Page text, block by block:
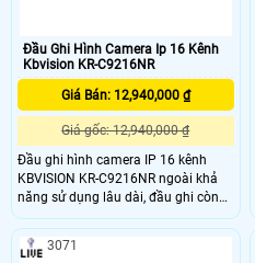
Đầu Ghi Hình Camera Ip 16 Kênh
Kbvision KR-C9216NR
Giá Bán: 12,940,000 ₫
Giá gốc: 12,940,000 ₫
Đầu ghi hình camera IP 16 kênh
KBVISION KR-C9216NR ngoài khả
năng sử dụng lâu dài, đầu ghi còn
có tính năng kết nối nhiều hãng
camera IP khác nhau Quan sát từ xa
qua điện thoại di động bằng Cloud.
3071